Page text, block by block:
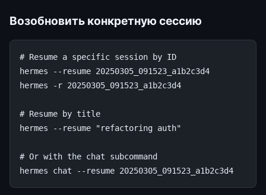
Возобновить конкретную сессию
# Resume a specific session by ID
hermes
--resume 20250305_091523_a1b2c3d4
hermes
-r 20250305_091523_a1b2c3d4
# Resume by title
hermes
--resume "refactoring auth"
# Or with the chat subcommand
hermes
chat --resume